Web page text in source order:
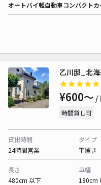
オートバイ軽自動車コンパクトカ
乙川邸_北
¥600〜 /
時間貸し可
貸出時間
24時間営業
タイプ
平置き
長さ
480cm 以下
車幅
180cm